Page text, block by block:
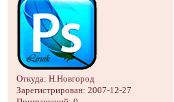
Откуда: Н.Новгород
Зарегистрирован: 2007-12-27